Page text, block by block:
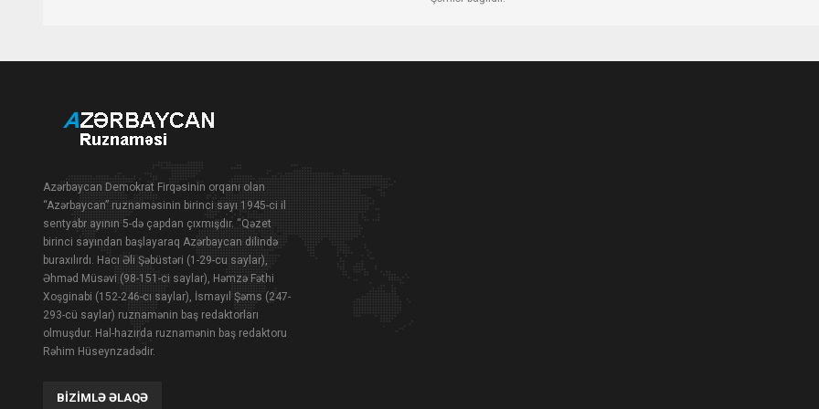
Azərbaycan Demokrat Firqəsinin orqanı olan
“Azərbaycan” ruznaməsinin birinci sayı 1945-ci il
sentyabr ayının 5-də çapdan çıxmışdır. “Qəzet
birinci sayından başlayaraq Azərbaycan dilində
buraxılırdı. Hacı Əli Şəbüstəri (1-29-cu saylar),
Əhməd Müsəvi (98-151-ci saylar), Həmzə Fəthi
Xoşginabi (152-246-cı saylar), İsmayıl Şəms (247-
293-cü saylar) ruznamənin baş redaktorları
olmuşdur. Hal-hazırda ruznamənin baş redaktoru
Rəhim Hüseynzadədir.
BIZIMLƏ ƏLAQƏ